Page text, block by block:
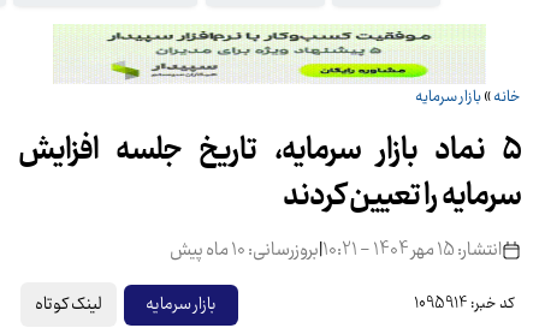
خانه»بازار سرمایه
5 نماد بازار سرمایه، تاریخ جلسه افزایش
سرمایه را تعیین کردند
انتشار: 15 مهر 1404 - 10:21 |بروزرسانی: 10 ماه پیش
کد خبر: 1095914 بازار سرمایه لینک کوتاه